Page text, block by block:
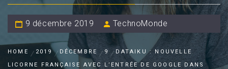
9 décembre 2019 TechnoMonde
HOME 2019 DÉCEMBRE 9
DATAIKU : NOUVELLE
LICORNE FRANÇAISE AVEC L’ENTRÉE DE GOOGLE DANS